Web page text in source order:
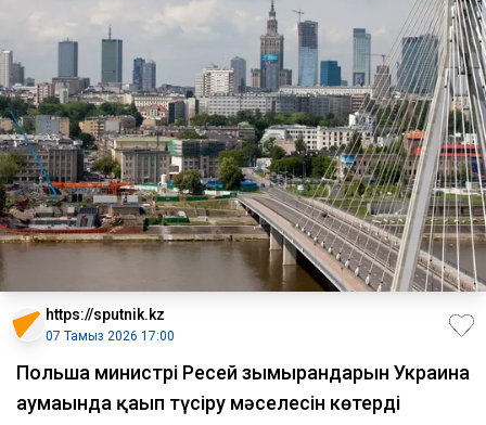
https://sputnik.kz
07 Тамыз 2026 17:00
Польша министрі Ресей зымырандарын Украина
аумағында қағып түсіру мәселесін көтерді